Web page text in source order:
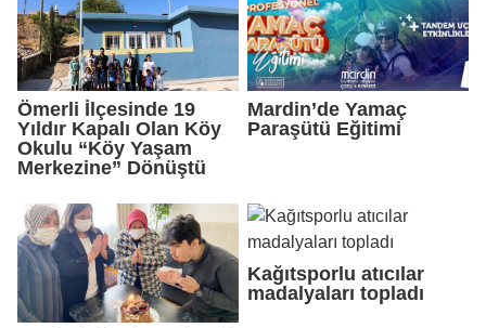
Ömerli İlçesinde 19
Yıldır Kapalı Olan Köy
Okulu “Köy Yaşam
Merkezine” Dönüştü
Mardin’de Yamaç
Paraşütü Eğitimi
Kağıtsporlu atıcılar
madalyaları topladı